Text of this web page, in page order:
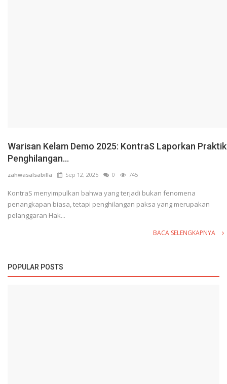
Warisan Kelam Demo 2025: KontraS Laporkan Praktik
Penghilangan...
zahwasalsabilla Sep 12, 2025 0 745
KontraS menyimpulkan bahwa yang terjadi bukan fenomena
penangkapan biasa, tetapi penghilangan paksa yang merupakan
pelanggaran Hak...
BACA SELENGKAPNYA
POPULAR POSTS